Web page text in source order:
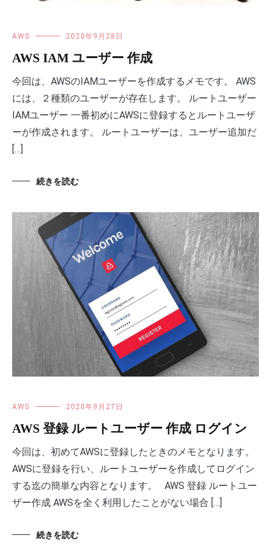
AWS 2020年9月28日
AWS IAM ユーザー 作成
今回は、AWSのIAMユーザーを作成するメモです。 AWS
には、２種類のユーザーが存在します。 ルートユーザー
IAMユーザー 一番初めにAWSに登録するとルートユーザ
ーが作成されます。 ルートユーザーは、ユーザー追加だ
[…]
続きを読む
AWS 2020年9月27日
AWS 登録 ルートユーザー 作成 ログイン
今回は、初めてAWSに登録したときのメモとなります。
AWSに登録を行い、ルートユーザーを作成してログイン
する迄の簡単な内容となります。 AWS 登録 ルートユー
ザー作成 AWSを全く利用したことがない場合 […]
続きを読む